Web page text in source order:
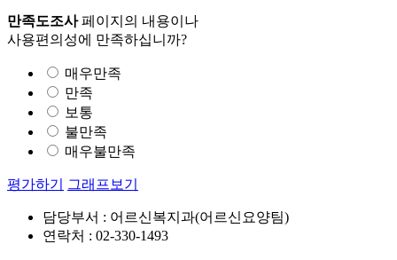
만족도조사페이지의 내용이나
사용편의성에 만족하십니까?
매우만족
만족
보통
불만족
매우불만족
평가하기 그래프보기
담당부서 : 어르신복지과(어르신요양팀)
연락처 : 02-330-1493